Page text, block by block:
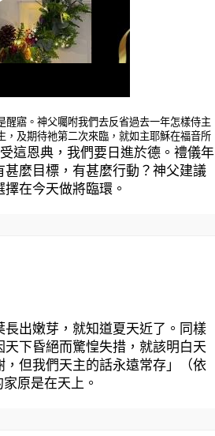
寤。神父囑咐我們去反省過去一年怎樣侍主
及期待祂第二次來臨，就如主耶穌在福音所
這恩典，我們要日進於德。禮儀年
麼目標，有甚麼行動？神父建議
在今天做將臨環。
出嫩芽，就知道夏天近了。同樣
下昏絕而驚惶失措，就該明白天
但我們天主的話永遠常存」（依
原是在天上。